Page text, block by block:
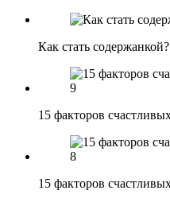
Как стать содержанкой?
15 факторов
15 факторов